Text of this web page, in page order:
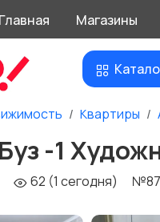
Главная Магазины
Квартиры
-1
62 (1 сегодня)